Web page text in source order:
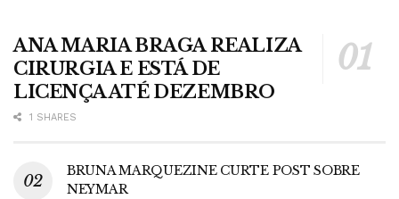
ANA MARIA BRAGA REALIZA
CIRURGIA E ESTÁ DE
LICENÇA ATÉ DEZEMBRO
1 SHARES
BRUNA MARQUEZINE CURTE POST SOBRE
NEYMAR